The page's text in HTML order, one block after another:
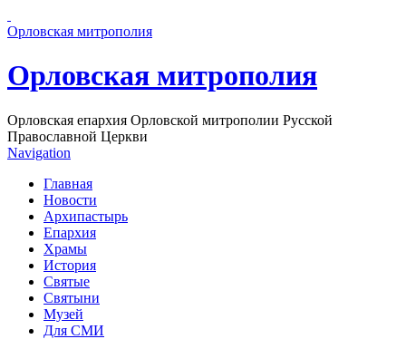
Орловская митрополия
Орловская митрополия
Орловская епархия Орловской митрополии Русской
Православной Церкви
Navigation
Главная
Новости
Архипастырь
Епархия
Храмы
История
Святые
Святыни
Музей
Для СМИ